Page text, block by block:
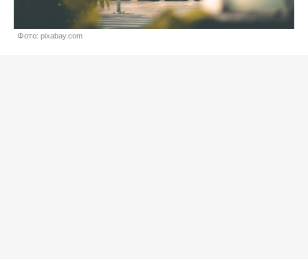
Фото: pixabay.com